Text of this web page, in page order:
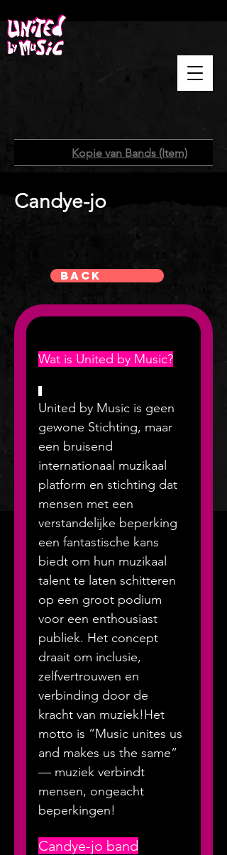
Kopie van Bands (Item)
Candye-jo
Back
Wat is United by Music?
United by Music is geen
gewone Stichting, maar
een bruisend
internationaal muzikaal
platform en stichting dat
mensen met een
verstandelijke beperking
een fantastische kans
biedt om hun muzikaal
talent te laten schitteren
op een groot podium
voor een enthousiast
publiek. Het concept
draait om inclusie,
zelfvertrouwen en
verbinding door de
kracht van muziek!Het
motto is “Music unites us
and makes us the same”
— muziek verbindt
mensen, ongeacht
beperkingen!
Candye-jo band